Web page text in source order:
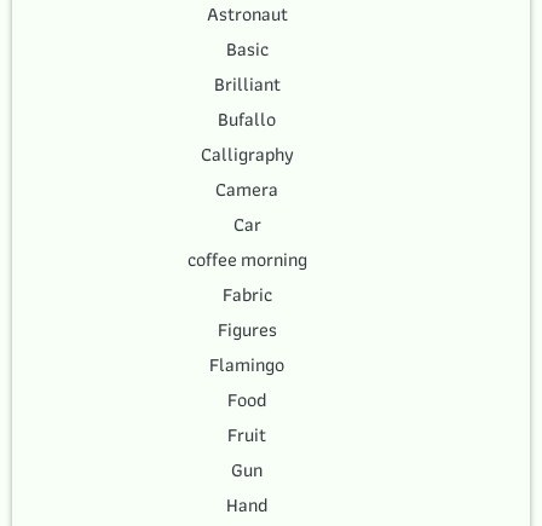
Astronaut
Basic
Brilliant
Bufallo
Calligraphy
Camera
Car
coffee morning
Fabric
Figures
Flamingo
Food
Fruit
Gun
Hand